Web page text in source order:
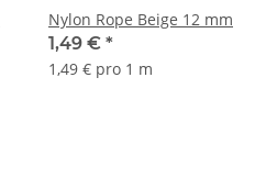
Nylon Rope Beige 12 mm
1,49 € *
1,49 € pro 1 m